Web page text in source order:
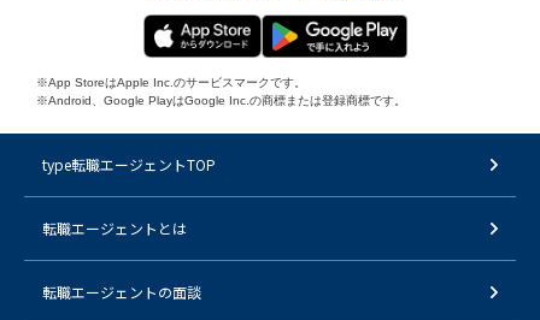
※App StoreはApple Inc.のサービスマークです。
※Android、Google PlayはGoogle Inc.の商標または登録商標です。
type転職エージェントTOP
転職エージェントとは
転職エージェントの面談